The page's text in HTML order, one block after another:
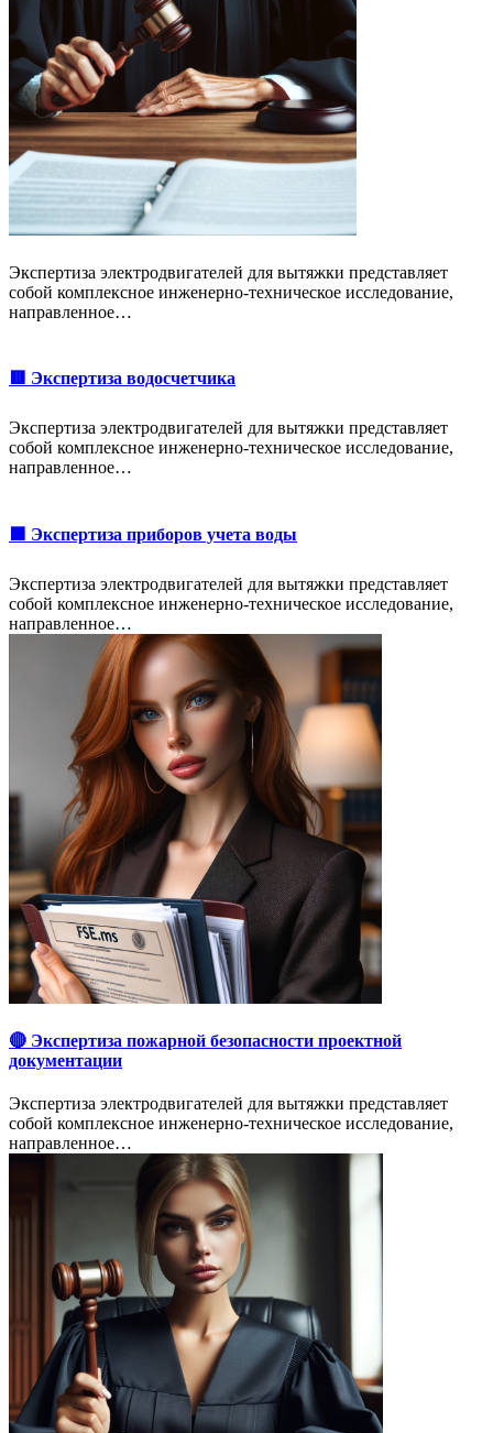
Экспертиза электродвигателей для вытяжки представляет
собой комплексное инженерно-техническое исследование,
направленное…
🟥 Экспертиза водосчетчика
Экспертиза электродвигателей для вытяжки представляет
собой комплексное инженерно-техническое исследование,
направленное…
🟩 Экспертиза приборов учета воды
Экспертиза электродвигателей для вытяжки представляет
собой комплексное инженерно-техническое исследование,
направленное…
🔴 Экспертиза пожарной безопасности проектной
документации
Экспертиза электродвигателей для вытяжки представляет
собой комплексное инженерно-техническое исследование,
направленное…